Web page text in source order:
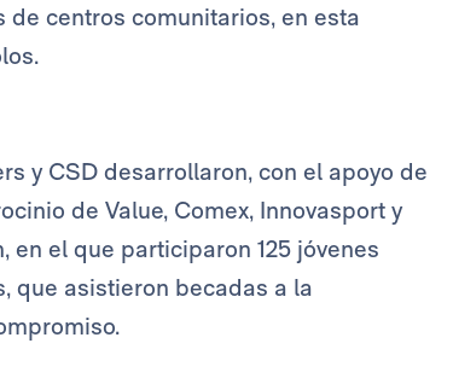
centros comunitarios, en esta
y CSD desarrollaron, con el apoyo de
de Value, Comex, Innovasport y
en el que participaron 125 jóvenes
que asistieron becadas a la